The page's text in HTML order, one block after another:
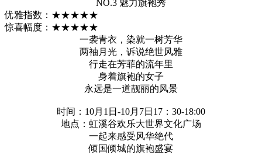
NO.3 魅力旗袍秀
优雅指数：★★★★★
惊喜幅度：★★★★★
一袭青衣，染就一树芳华
两袖月光，诉说绝世风雅
行走在芳菲的流年里
身着旗袍的女子
永远是一道靓丽的风景
时间：10月1日-10月7日17：30-18:00
地点：虹溪谷欢乐大世界文化广场
一起来感受风华绝代
倾国倾城的旗袍盛宴